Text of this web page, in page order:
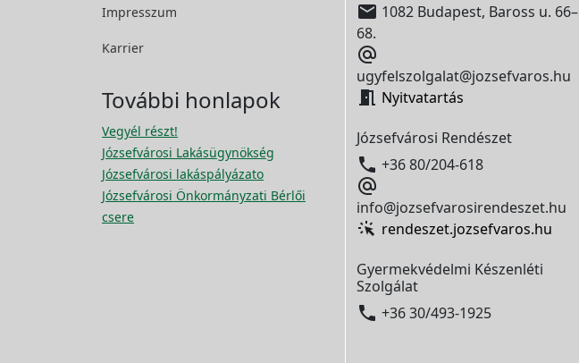
Impresszum
Karrier
További honlapok
Vegyél részt!
Józsefvárosi Lakásügynökség
Józsefvárosi lakáspályázato
Józsefvárosi Önkormányzati Bérlői
csere
 1082 Budapest, Baross u. 66–
68.

ugyfelszolgalat@jozsefvaros.hu
 Nyitvatartás
Józsefvárosi Rendészet
 +36 80/204-618

info@jozsefvarosirendeszet.hu
rendeszet.jozsefvaros.hu
Gyermekvédelmi Készenléti
Szolgálat
 +36 30/493-1925